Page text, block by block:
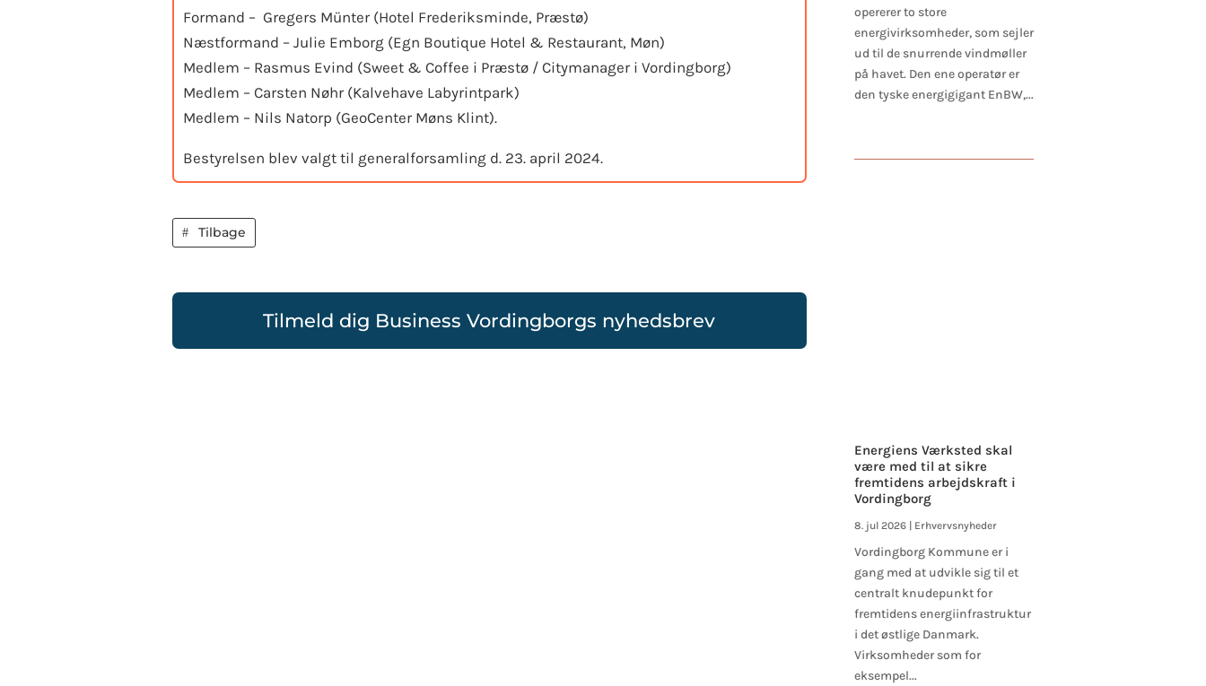
Formand – Gregers Münter (Hotel Frederiksminde, Præstø)
Næstformand – Julie Emborg (Egn Boutique Hotel & Restaurant, Møn)
Medlem – Rasmus Evind (Sweet & Coffee i Præstø / Citymanager i Vordingborg)
Medlem – Carsten Nøhr (Kalvehave Labyrintpark)
Medlem – Nils Natorp (GeoCenter Møns Klint).
Bestyrelsen blev valgt til generalforsamling d. 23. april 2024.
Tilbage
Tilmeld dig Business Vordingborgs nyhedsbrev
opererer to store
energivirksomheder, som sejler
ud til de snurrende vindmøller
på havet. Den ene operatør er
den tyske energigigant EnBW,...
Energiens Værksted skal
være med til at sikre
fremtidens arbejdskraft i
Vordingborg
8. jul 2026| Erhvervsnyheder
Vordingborg Kommune er i
gang med at udvikle sig til et
centralt knudepunkt for
fremtidens energiinfrastruktur
i det østlige Danmark.
Virksomheder som for
eksempel...